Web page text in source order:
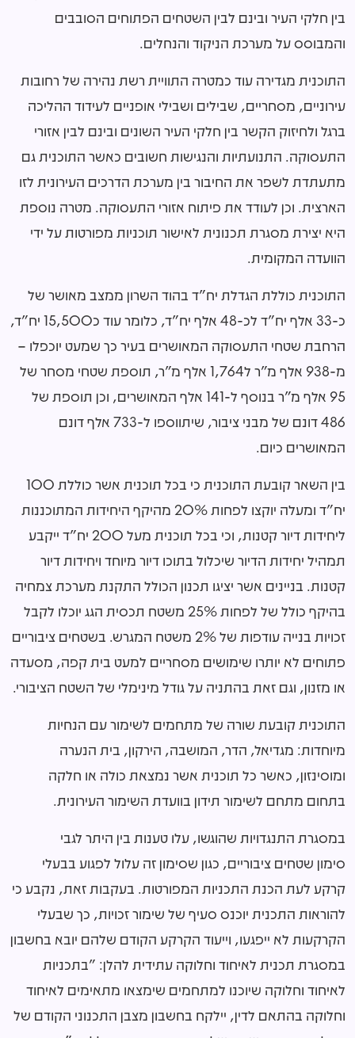
בין חלקי העיר ובינם לבין השטחים הפתוחים הסובבים
והמבוסס על מערכת הניקוד והנחלים.
התוכנית מגדירה עוד כמטרה התוויית רשת נהירה של רחובות
עירוניים, מסחריים, שבילים ושבילי אופניים לעידוד ההליכה
ברגל ולחיזוק הקשר בין חלקי העיר השונים ובינם לבין אזורי
התעסוקה. התנועתיות והנגישות חשובים כאשר התוכנית גם
מתעתדת לשפר את החיבור בין מערכת הדרכים העירונית לזו
הארצית. וכן לעודד את פיתוח אזורי התעסוקה. מטרה נוספת
היא יצירת מסגרת תכנונית לאישור תוכניות מפורטות על ידי
הוועדה המקומית.
התוכנית כוללת הגדלת יח"ד בהוד השרון ממצב מאושר של
כ-33 אלף יח"ד לכ-48 אלף יח"ד, כלומר עוד כ15,500 יח"ד,
הרחבת שטחי התעסוקה המאושרים בעיר כך שמעט יוכפלו –
מ-938 אלף מ"ר ל1,764 אלף מ"ר, תוספת שטחי מסחר של
95 אלף מ"ר בנוסף ל-141 אלף המאושרים, וכן תוספת של
486 דונם של מבני ציבור, שיתווספו ל-733 אלף דונם
המאושרים כיום.
בין השאר קובעת התוכנית כי בכל תוכנית אשר כוללת 100
יח"ד ומעלה יוקצו לפחות 20% מהיקף היחידות המתוכננות
ליחידות דיור קטנות, וכי בכל תוכנית מעל 200 יח"ד ייקבע
תמהיל יחידות הדיור שיכלול בתוכו דיור מיוחד ויחידות דיור
קטנות. בניינים אשר יציגו תכנון הכולל התקנת מערכת צמחיה
בהיקף כולל של לפחות 25% משטח תכסית הגג יוכלו לקבל
זכויות בנייה עודפות של 2% משטח המגרש. בשטחים ציבוריים
פתוחים לא יותרו שימושים מסחריים למעט בית קפה, מסעדה
או מזנון, וגם זאת בהתניה על גודל מינימלי של השטח הציבורי.
התוכנית קובעת שורה של מתחמים לשימור עם הנחיות
מיוחדות: מגדיאל, הדר, המושבה, הירקון, בית הנערה
ומוסינזון, כאשר כל תוכנית אשר נמצאת כולה או חלקה
בתחום מתחם לשימור תידון בוועדת השימור העירונית.
במסגרת התנגדויות שהוגשו, עלו טענות בין היתר לגבי
סימון שטחים ציבוריים, כגון שסימון זה עלול לפגוע בבעלי
קרקע לעת הכנת התכניות המפורטות. בעקבות זאת, נקבע כי
להוראות התכנית יוכנס סעיף של שימור זכויות, כך שבעלי
הקרקעות לא ייפגעו, וייעוד הקרקע הקודם שלהם יובא בחשבון
במסגרת תכנית לאיחוד וחלוקה עתידית להלן: "בתכניות
לאיחוד וחלוקה שיוכנו למתחמים שימצאו מתאימים לאיחוד
וחלוקה בהתאם לדין, יילקח בחשבון מצבן התכנוני הקודם של